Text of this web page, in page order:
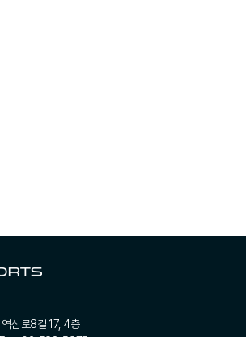
삼로8길 17, 4층